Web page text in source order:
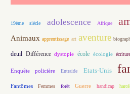
19ème siècle adolescence Afrique
Animaux apprentissage art aventure
deuil Différence dystopie école écologie écriture
Enquête policière Entraide Etats-Unis
Fantômes Femmes forêt Guerre handicap